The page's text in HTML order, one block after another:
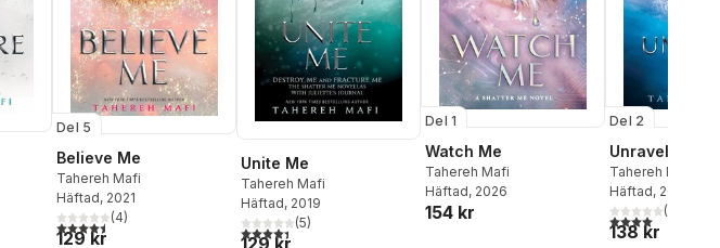
antal röster:
Del 5
Believe Me
Tahereh Mafi
Häftad, 2021
4,5utav 5 stjärnor. Totalt antal röster:
(4)
129 kr
Unite Me
Tahereh Mafi
Häftad, 2019
4,4utav 5 stjärnor. Totalt antal röster:
(5)
Del 1
Watch Me
Tahereh Mafi
Häftad, 2026
154 kr
Del 2
Unravel Me
Tahereh Mafi
Häftad, 2018
4,0utav 5(
138 kr